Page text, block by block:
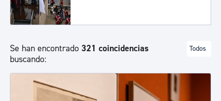
Se han encontrado 321 coincidencias
buscando:
Todos